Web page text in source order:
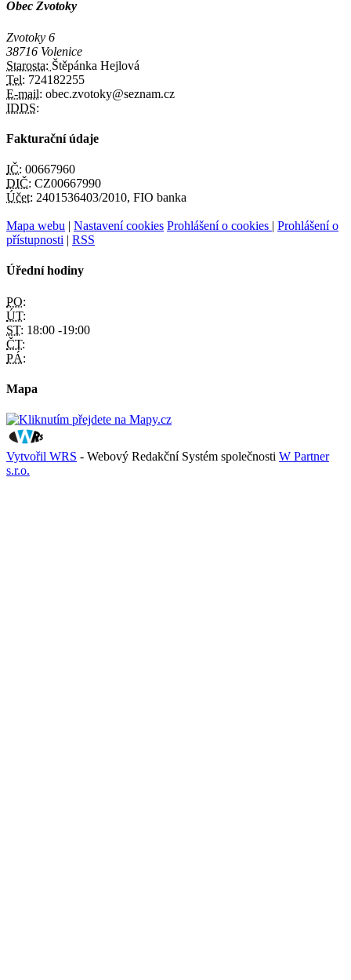
Obec Zvotoky
Zvotoky 6
38716 Volenice
Starosta: Štěpánka Hejlová
Tel: 724182255
E-mail: obec.zvotoky@seznam.cz
IDDS:
Fakturační údaje
IČ: 00667960
DIČ: CZ00667990
Účet: 2401536403/2010, FIO banka
Mapa webu | Nastavení cookies Prohlášení o cookies | Prohlášení o
přístupnosti | RSS
Úřední hodiny
PO:
ÚT:
ST: 18:00 -19:00
ČT:
PÁ:
Mapa
Vytvořil WRS - Webový Redakční Systém společnosti W Partner
s.r.o.